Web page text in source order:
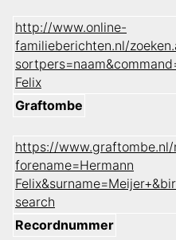
http://www.online-
familieberichten.nl/
Felix
Graftombe
https://www.graftombe.nl/
forename=Hermann
search
Recordnummer